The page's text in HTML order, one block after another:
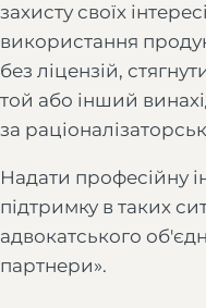
захисту своїх
використання
без ліцензій,
той або інший
за
Надати професійну
підтримку в таких
адвокатського
партнери».